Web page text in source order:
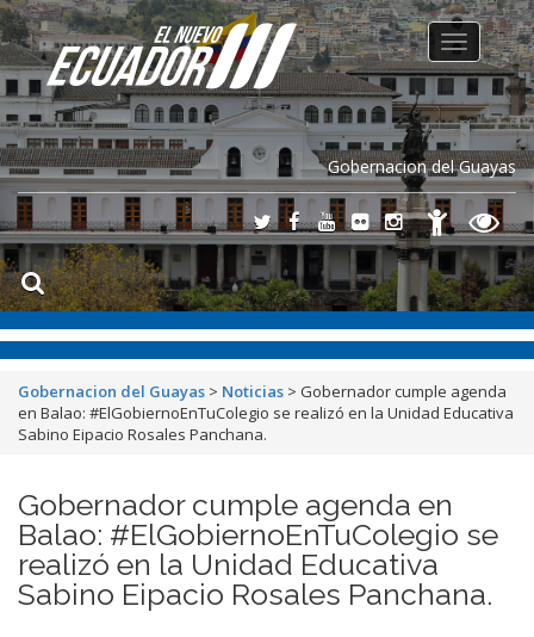
Gobernacion del Guayas
Toggle
navigation
Gobernacion del Guayas > Noticias > Gobernador cumple agenda
en Balao: #ElGobiernoEnTuColegio se realizó en la Unidad Educativa
Sabino Eipacio Rosales Panchana.
Gobernador cumple agenda en
Balao: #ElGobiernoEnTuColegio se
realizó en la Unidad Educativa
Sabino Eipacio Rosales Panchana.